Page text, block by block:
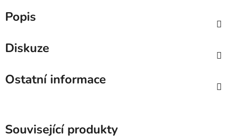
Popis
Diskuze
Ostatní informace
Související produkty